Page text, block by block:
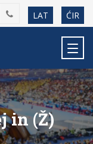
LAT ĆIR
in (Ž)